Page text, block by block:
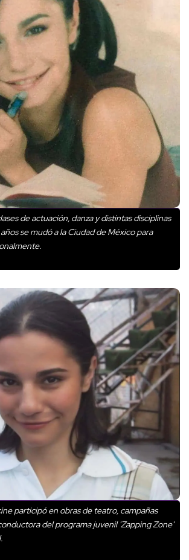
de actuación, danza y distintas disciplinas
años se mudó a la Ciudad de México para
participó en obras de teatro, campañas
del programa juvenil 'Zapping Zone'